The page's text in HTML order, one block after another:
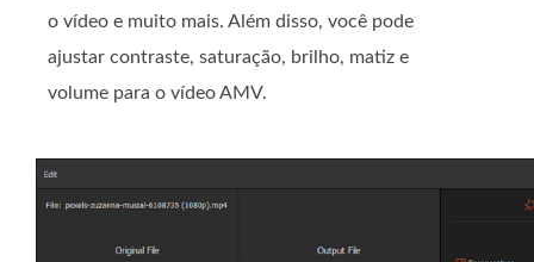
o vídeo e muito mais. Além disso, você pode
ajustar contraste, saturação, brilho, matiz e
volume para o vídeo AMV.